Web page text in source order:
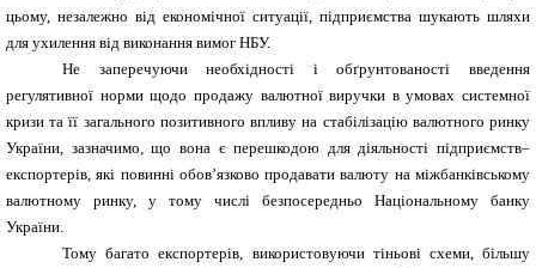
цьому, незалежно від економічної ситуації, підприємства шукають шляхи
для ухилення від виконання вимог НБУ.
Не заперечуючи необхідності і обґрунтованості введення
регулятивної норми щодо продажу валютної виручки в умовах системної
кризи та її загального позитивного впливу на стабілізацію валютного ринку
України, зазначимо, що вона є перешкодою для діяльності підприємств–
експортерів, які повинні обов’язково продавати валюту на міжбанківському
валютному ринку, у тому числі безпосередньо Національному банку
України.
Тому багато експортерів, використовуючи тіньові схеми, більшу